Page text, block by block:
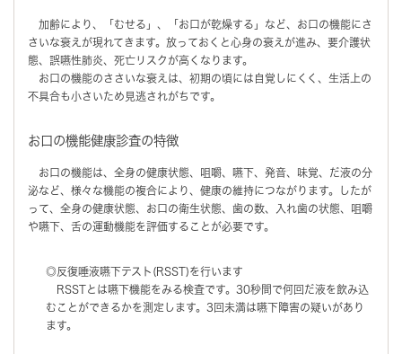
加齢により、「むせる」、「お口が乾燥する」など、お口の機能にさ
さいな衰えが現れてきます。放っておくと心身の衰えが進み、要介護状
態、誤嚥性肺炎、死亡リスクが高くなります。
お口の機能のささいな衰えは、初期の頃には自覚しにくく、生活上の
不具合も小さいため見逃されがちです。
お口の機能健康診査の特徴
お口の機能は、全身の健康状態、咀嚼、嚥下、発音、味覚、だ液の分
泌など、様々な機能の複合により、健康の維持につながります。したが
って、全身の健康状態、お口の衛生状態、歯の数、入れ歯の状態、咀嚼
や嚥下、舌の運動機能を評価することが必要です。
◎反復唾液嚥下テスト(RSST)を行います
RSSTとは嚥下機能をみる検査です。30秒間で何回だ液を飲み込
むことができるかを測定します。3回未満は嚥下障害の疑いがあり
ます。